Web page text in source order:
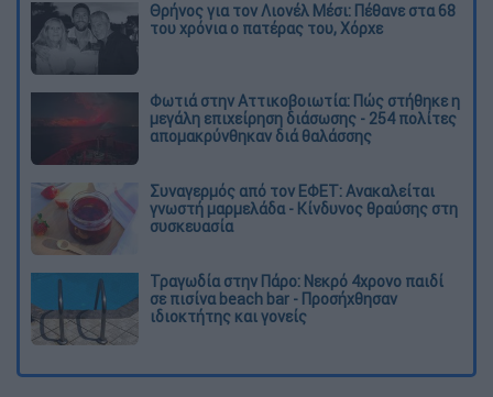
Θρήνος για τον Λιονέλ Μέσι: Πέθανε στα 68
του χρόνια ο πατέρας του, Χόρχε
Φωτιά στην Αττικοβοιωτία: Πώς στήθηκε η
μεγάλη επιχείρηση διάσωσης - 254 πολίτες
απομακρύνθηκαν διά θαλάσσης
Συναγερμός από τον ΕΦΕΤ: Ανακαλείται
γνωστή μαρμελάδα - Κίνδυνος θραύσης στη
συσκευασία
Τραγωδία στην Πάρο: Νεκρό 4χρονο παιδί
σε πισίνα beach bar - Προσήχθησαν
ιδιοκτήτης και γονείς